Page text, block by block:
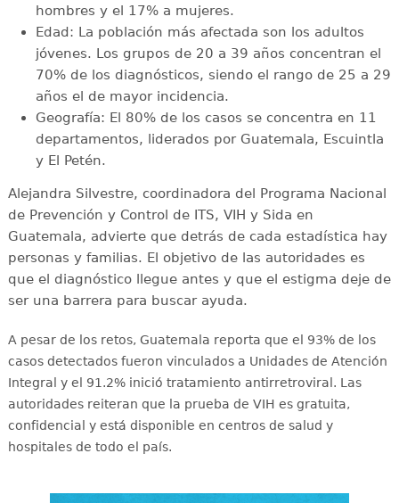
hombres y el 17% a mujeres.
Edad: La población más afectada son los adultos
jóvenes. Los grupos de 20 a 39 años concentran el
70% de los diagnósticos, siendo el rango de 25 a 29
años el de mayor incidencia.
Geografía: El 80% de los casos se concentra en 11
departamentos, liderados por Guatemala, Escuintla
y El Petén.
Alejandra Silvestre, coordinadora del Programa Nacional
de Prevención y Control de ITS, VIH y Sida en
Guatemala, advierte que detrás de cada estadística hay
personas y familias. El objetivo de las autoridades es
que el diagnóstico llegue antes y que el estigma deje de
ser una barrera para buscar ayuda.
A pesar de los retos, Guatemala reporta que el 93% de los
casos detectados fueron vinculados a Unidades de Atención
Integral y el 91.2% inició tratamiento antirretroviral . Las
autoridades reiteran que la prueba de VIH es gratuita,
confidencial y está disponible en centros de salud y
hospitales de todo el país.